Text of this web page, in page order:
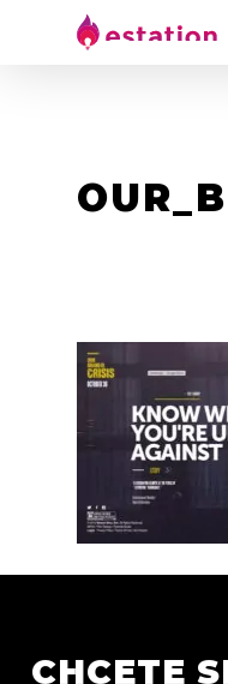
CHCETE